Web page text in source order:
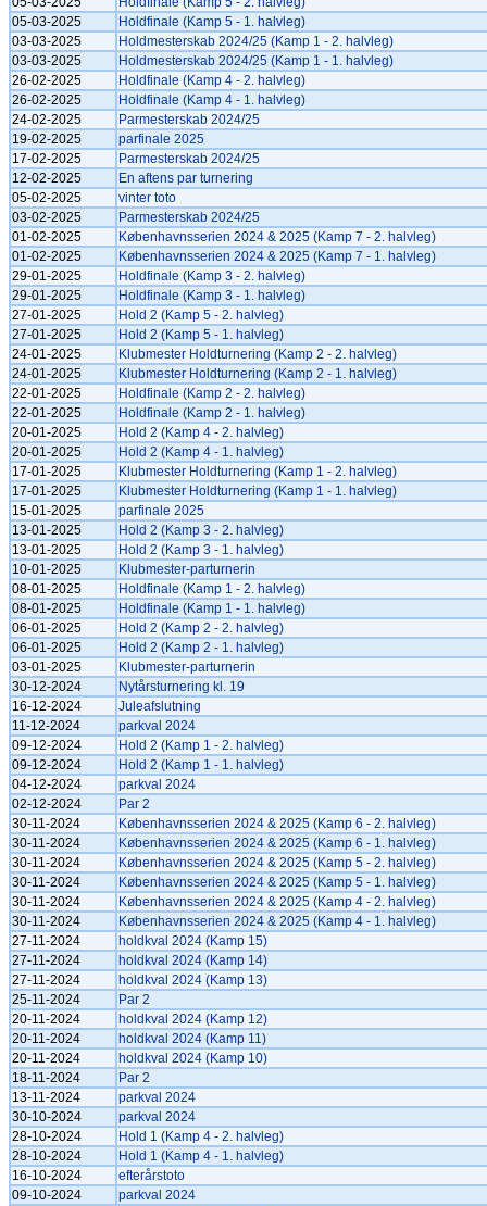
05-03-2025
Holdfinale (Kamp 5 - 1. halvleg)
03-03-2025
Holdmesterskab 2024/25 (Kamp 1 - 2. halvleg)
03-03-2025
Holdmesterskab 2024/25 (Kamp 1 - 1. halvleg)
26-02-2025
Holdfinale (Kamp 4 - 2. halvleg)
26-02-2025
Holdfinale (Kamp 4 - 1. halvleg)
24-02-2025
Parmesterskab 2024/25
19-02-2025
parfinale 2025
17-02-2025
Parmesterskab 2024/25
12-02-2025
En aftens par turnering
05-02-2025
vinter toto
03-02-2025
Parmesterskab 2024/25
01-02-2025
Københavnsserien 2024 & 2025 (Kamp 7 - 2. halvleg)
01-02-2025
Københavnsserien 2024 & 2025 (Kamp 7 - 1. halvleg)
29-01-2025
Holdfinale (Kamp 3 - 2. halvleg)
29-01-2025
Holdfinale (Kamp 3 - 1. halvleg)
27-01-2025
Hold 2 (Kamp 5 - 2. halvleg)
27-01-2025
Hold 2 (Kamp 5 - 1. halvleg)
24-01-2025
Klubmester Holdturnering (Kamp 2 - 2. halvleg)
24-01-2025
Klubmester Holdturnering (Kamp 2 - 1. halvleg)
22-01-2025
Holdfinale (Kamp 2 - 2. halvleg)
22-01-2025
Holdfinale (Kamp 2 - 1. halvleg)
20-01-2025
Hold 2 (Kamp 4 - 2. halvleg)
20-01-2025
Hold 2 (Kamp 4 - 1. halvleg)
17-01-2025
Klubmester Holdturnering (Kamp 1 - 2. halvleg)
17-01-2025
Klubmester Holdturnering (Kamp 1 - 1. halvleg)
15-01-2025
parfinale 2025
13-01-2025
Hold 2 (Kamp 3 - 2. halvleg)
13-01-2025
Hold 2 (Kamp 3 - 1. halvleg)
10-01-2025
Klubmester-parturnerin
08-01-2025
Holdfinale (Kamp 1 - 2. halvleg)
08-01-2025
Holdfinale (Kamp 1 - 1. halvleg)
06-01-2025
Hold 2 (Kamp 2 - 2. halvleg)
06-01-2025
Hold 2 (Kamp 2 - 1. halvleg)
03-01-2025
Klubmester-parturnerin
30-12-2024
Nytårsturnering kl. 19
16-12-2024
Juleafslutning
11-12-2024
parkval 2024
09-12-2024
Hold 2 (Kamp 1 - 2. halvleg)
09-12-2024
Hold 2 (Kamp 1 - 1. halvleg)
04-12-2024
parkval 2024
02-12-2024
Par 2
30-11-2024
Københavnsserien 2024 & 2025 (Kamp 6 - 2. halvleg)
30-11-2024
Københavnsserien 2024 & 2025 (Kamp 6 - 1. halvleg)
30-11-2024
Københavnsserien 2024 & 2025 (Kamp 5 - 2. halvleg)
30-11-2024
Københavnsserien 2024 & 2025 (Kamp 5 - 1. halvleg)
30-11-2024
Københavnsserien 2024 & 2025 (Kamp 4 - 2. halvleg)
30-11-2024
Københavnsserien 2024 & 2025 (Kamp 4 - 1. halvleg)
27-11-2024
holdkval 2024 (Kamp 15)
27-11-2024
holdkval 2024 (Kamp 14)
27-11-2024
holdkval 2024 (Kamp 13)
25-11-2024
Par 2
20-11-2024
holdkval 2024 (Kamp 12)
20-11-2024
holdkval 2024 (Kamp 11)
20-11-2024
holdkval 2024 (Kamp 10)
18-11-2024
Par 2
13-11-2024
parkval 2024
30-10-2024
parkval 2024
28-10-2024
Hold 1 (Kamp 4 - 2. halvleg)
28-10-2024
Hold 1 (Kamp 4 - 1. halvleg)
16-10-2024
efterårstoto
09-10-2024
parkval 2024